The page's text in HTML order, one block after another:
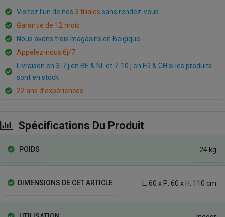
Visitez l’un de nos 3 filiales sans rendez-vous
Garantie de 12 mois
Nous avons trois magasins en Belgique
Appelez-nous 6j/7
Livraison en 3-7 j en BE & NL et 7-10 j en FR & CH si les produits
sont en stock
22 ans d’expériences
Spécifications Du Produit
POIDS 24 kg
DIMENSIONS DE CET ARTICLE L: 60 x P: 60 x H: 110 cm